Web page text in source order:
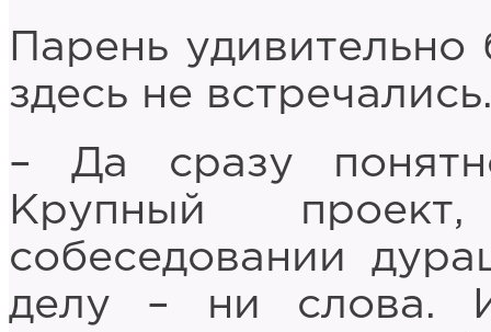
Парень
здесь не
– Да сразу
Крупный
собеседовании
делу – ни слова. И